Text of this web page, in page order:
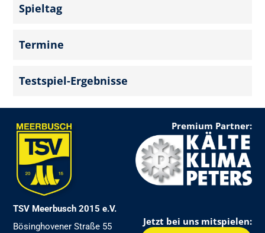
Spieltag
Termine
Testspiel-Ergebnisse
TSV Meerbusch 2015 e.V.
Bösinghovener Straße 55
Premium Partner:
Jetzt bei uns mitspielen: